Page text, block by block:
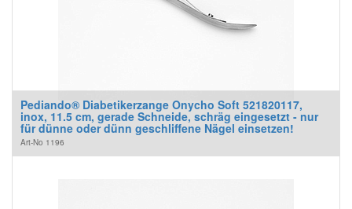
Pediando® Diabetikerzange Onycho Soft 521820117,
inox, 11.5 cm, gerade Schneide, schräg eingesetzt - nur
für dünne oder dünn geschliffene Nägel einsetzen!
Art-No 1196